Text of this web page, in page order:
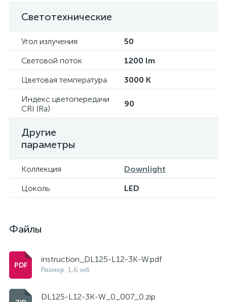
Светотехнические
Угол излучения
50
Световой поток
1200 lm
Цветовая температура
3000 K
Индекс цветопередачи
CRI (Ra)
90
Другие
параметры
Коллекция
Downlight
Цоколь
LED
Файлы
instruction_DL125-L12-3K-W.pdf
Размер: 1,6 мб
DL125-L12-3K-W_0_007_0.zip